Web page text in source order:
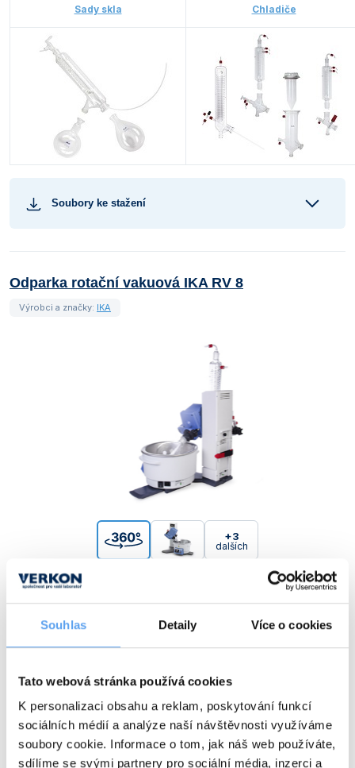
Souhlas Detaily Více o cookies
Tato webová stránka používá cookies
K personalizaci obsahu a reklam, poskytování funkcí
sociálních médií a analýze naší návštěvnosti využíváme
soubory cookie. Informace o tom, jak náš web používáte,
sdílíme se svými partnery pro sociální média, inzerci a
Sady skla Chladiče
Soubory ke stažení
Odparka rotační vakuová IKA RV 8
+3
dalších
Výrobci a značky: IKA
Pro standardní aplikace
Digitální nastavení otáček i teploty
Rotační vakuová odparka RV 8 s manuálním zdvihem odpařovací baňky
pomocí otočných knoflíků a nastavované údaje lze kontrolovat
výzkumných i školních laboratořích.
Prodejem to u nás nekončí.
VERKON jako
prémiový partner
společnosti IKAnabízí také instalaci, zprovoznění a zaškolení obsluhy,
pravidelné prohlídky, konzultace, záruční i pozáruční servis.
Základní charakteristika rotační odparky RV 8:
sestává z pohonné jednotky, stojanu s manuálním zdvihem a